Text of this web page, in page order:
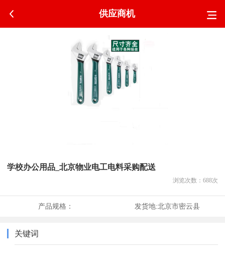
供应商机
学校办公用品_北京物业电工电料采购配送
浏览次数： 688次
产品规格： 发货地:北京市密云县
关键词